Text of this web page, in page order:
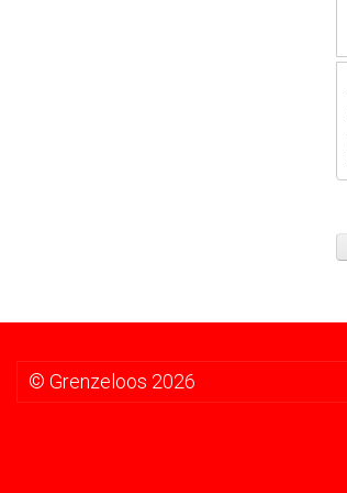
© Grenzeloos 2026